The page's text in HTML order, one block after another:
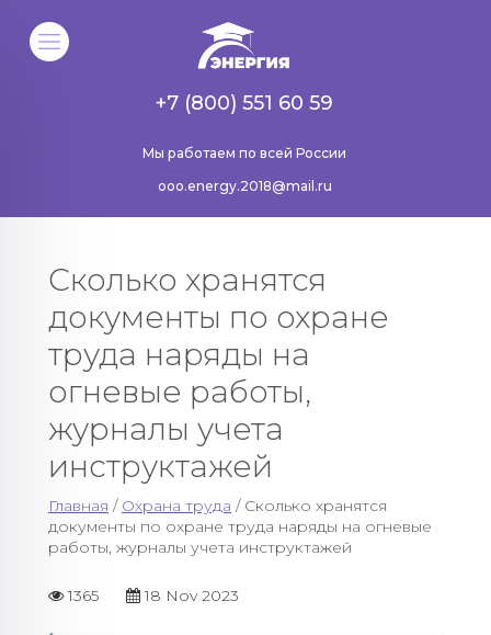
Мы работаем по всей России
+7 (800) 551 60 59
ooo.energy.2018@mail.ru
Сколько хранятся
документы по охране
труда наряды на
огневые работы,
журналы учета
инструктажей
Главная / Охрана труда / Сколько хранятся
документы по охране труда наряды на огневые
работы, журналы учета инструктажей
1365 18 Nov 2023